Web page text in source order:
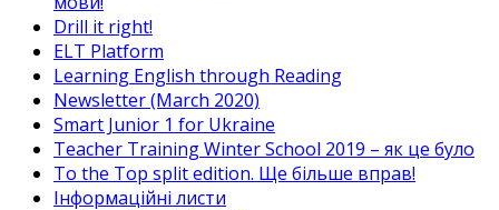
Drill it right!
ELT Platform
Learning English through Reading
Newsletter (March 2020)
Smart Junior 1 for Ukraine
Teacher Training Winter School 2019 – як це було
To the Top split edition. Ще більше вправ!
Інформаційні листи